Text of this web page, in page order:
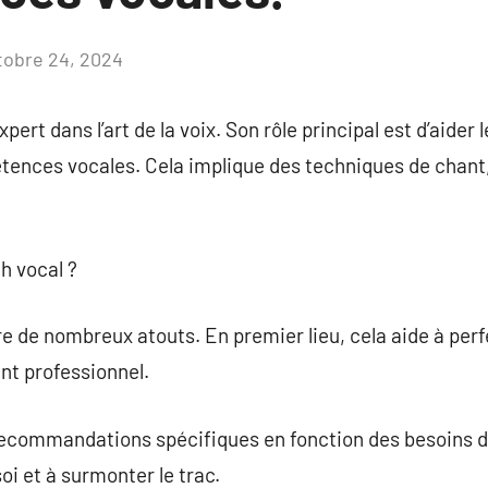
24, 2024
dans l’art de la voix. Son rôle principal est d’aider
vocales. Cela implique des techniques de
vocal ?
de nombreux atouts. En premier lieu, cela aide à
professionnel.
spécifiques en fonction des besoins
et à surmonter le trac.